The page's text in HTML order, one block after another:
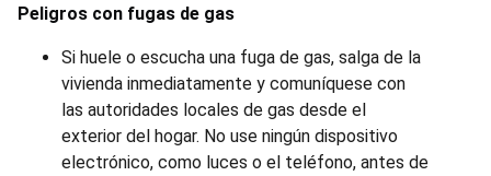
Peligros con fugas de gas
Si huele o escucha una fuga de gas, salga de la
vivienda inmediatamente y comuníquese con
las autoridades locales de gas desde el
exterior del hogar. No use ningún dispositivo
electrónico, como luces o el teléfono, antes de